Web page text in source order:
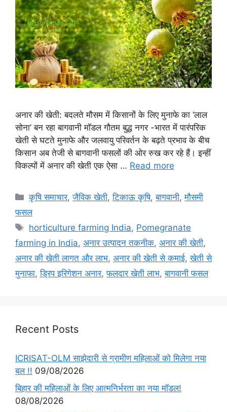
अनार की खेती: बदलते मौसम में किसानों के लिए मुनाफे का ‘लाल
सोना’ बन रहा बागवानी मॉडल गौतम बुद्ध नगर -भारत में पारंपरिक
खेती से घटते मुनाफे और जलवायु परिवर्तन के बढ़ते प्रभाव के बीच
किसान अब तेजी से बागवानी फसलों की ओर रुख कर रहे हैं। इन्हीं
विकल्पों में अनार की खेती एक ऐसा … Read more
कृषि समाचार,जैविक खेती,टिकाऊ कृषि,बागवानी,मौसमी
फसल
horticulture farming India, Pomegranate
farming in India, अनार उत्पादन तकनीक, अनार की खेती,
अनार की खेती लागत और लाभ, अनार की खेती से कमाई,खेती से
मुनाफा,ड्रिप इरिगेशन अनार,फलदार खेती लाभ,बागवानी फसल
Recent Posts
ICRISAT-OLM साझेदारी से ग्रामीण महिलाओं को मिलेगा नया
बल !! 09/08/2026
बिहार की महिलाओं के लिए आत्मनिर्भरता का नया मॉडल!
08/08/2026